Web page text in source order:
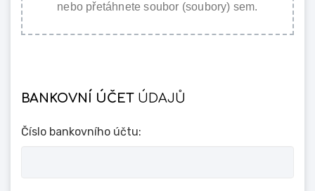
nebo přetáhnete soubor (soubory) sem.
BANKOVNÍ ÚČET ÚDAJŮ
Číslo bankovního účtu: